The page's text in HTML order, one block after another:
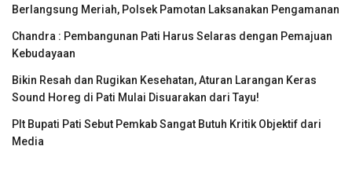
Berlangsung Meriah, Polsek Pamotan Laksanakan Pengamanan
Chandra : Pembangunan Pati Harus Selaras dengan Pemajuan
Kebudayaan
Bikin Resah dan Rugikan Kesehatan, Aturan Larangan Keras
Sound Horeg di Pati Mulai Disuarakan dari Tayu!
Plt Bupati Pati Sebut Pemkab Sangat Butuh Kritik Objektif dari
Media